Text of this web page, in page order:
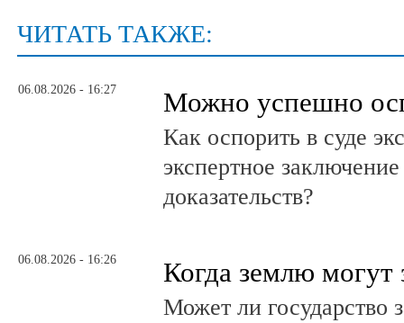
ЧИТАТЬ ТАКЖЕ:
06.08.2026 - 16:27 Можно успешно
Как оспорить в суде
экспертное
доказательств?
06.08.2026 - 16:26 Когда землю могут
Может ли государство